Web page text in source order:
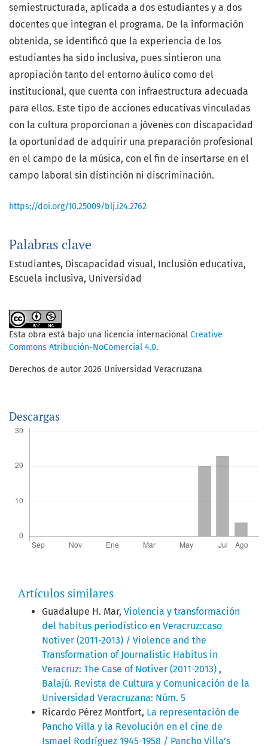
Palabras clave
Estudiantes, Discapacidad visual, Inclusión educativa,
Escuela inclusiva, Universidad
semiestructurada, aplicada a dos estudiantes y a dos
docentes que integran el programa. De la información
obtenida, se identificó que la experiencia de los
estudiantes ha sido inclusiva, pues sintieron una
apropiación tanto del entorno áulico como del
institucional, que cuenta con infraestructura adecuada
para ellos. Este tipo de acciones educativas vinculadas
con la cultura proporcionan a jóvenes con discapacidad
la oportunidad de adquirir una preparación profesional
en el campo de la música, con el fin de insertarse en el
campo laboral sin distinción ni discriminación.
https://doi.org/10.25009/blj.i24.2762
Esta obra está bajo una licencia internacional Creative
Commons Atribución-NoComercial 4.0.
Derechos de autor 2026 Universidad Veracruzana
Descargas
Artículos similares
Guadalupe H. Mar, Violencia y transformación
del habitus periodístico en Veracruz:caso
Notiver (2011-2013) / Violence and the
Transformation of Journalistic Habitus in
Veracruz: The Case of Notiver (2011-2013) ,
Balajú. Revista de Cultura y Comunicación de la
Universidad Veracruzana: Núm. 5
Ricardo Pérez Montfort, La representación de
Pancho Villa y la Revolución en el cine de
Ismael Rodríguez 1945-1958 / Pancho Villa’s